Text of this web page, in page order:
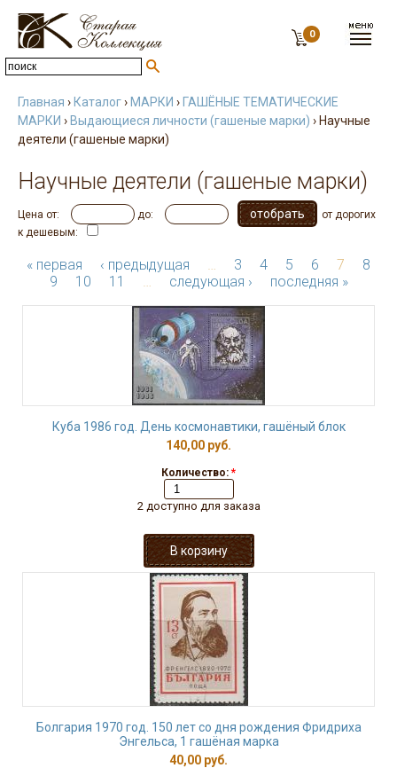
0
Главная › Каталог› МАРКИ › ГАШЁНЫЕ ТЕМАТИЧЕСКИЕ
МАРКИ › Выдающиеся личности (гашеные марки) › Научные
деятели (гашеные марки)
Научные деятели (гашеные марки)
Цена от: до:
от дорогих
к дешевым:
« первая ‹ предыдущая … 3 4 5 6 7
8
9
10 11 … следующая › последняя »
Куба 1986 год. День космонавтики, гашёный блок
140,00 руб.
Количество: *
2 доступно для заказа
Болгария 1970 год. 150 лет со дня рождения Фридриха
Энгельса, 1 гашёная марка
40,00 руб.